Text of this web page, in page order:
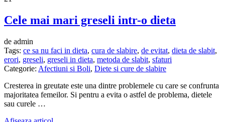
Cele mai mari greseli intr-o dieta
de admin
Tags: ce sa nu faci in dieta, cura de slabire, de evitat, dieta de slabit,
erori, greseli, greseli in dieta, metoda de slabit, sfaturi
Categorie: Afectiuni si Boli, Diete si cure de slabire
Cresterea in greutate este una dintre problemele cu care se confrunta
majoritatea femeilor. Si pentru a evita o astfel de problema, dietele
sau curele …